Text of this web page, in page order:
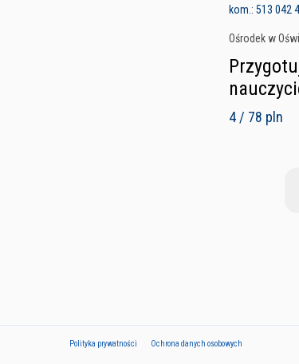
kom.: 513 042
Ośrodek w
4 / 78 pln
Polityka prywatności Ochrona danych osobowych